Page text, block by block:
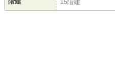
15階建